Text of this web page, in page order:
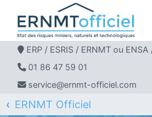
ERP / ESRIS / ERNMT ou ENSA
01 86 47 59 01
service@ernmt-officiel.com
ERNMT Officiel
ERP / ESRIS / ERNMT pour